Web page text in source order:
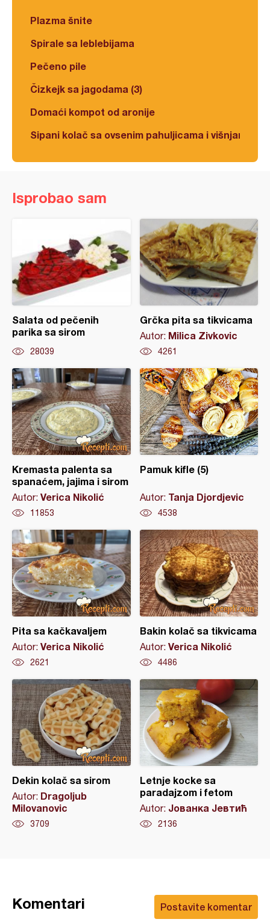
Plazma šnite
Spirale sa leblebijama
Pečeno pile
Čizkejk sa jagodama (3)
Domaći kompot od aronije
Sipani kolač sa ovsenim pahuljicama i višnjama
Isprobao sam
Salata od pečenih
parika sa sirom
28039
Grčka pita sa tikvicama
Autor: Milica Zivkovic
4261
Kremasta palenta sa
spanaćem, jajima i sirom
Autor: Verica Nikolić
11853
Pamuk kifle (5)
Autor: Tanja Djordjevic
4538
Pita sa kačkavaljem
Autor: Verica Nikolić
2621
Bakin kolač sa tikvicama
Autor: Verica Nikolić
4486
Dekin kolač sa sirom
Autor: Dragoljub
Milovanovic
3709
Letnje kocke sa
paradajzom i fetom
Autor: Јованка Јевтић
2136
Postavite komentar
Komentari